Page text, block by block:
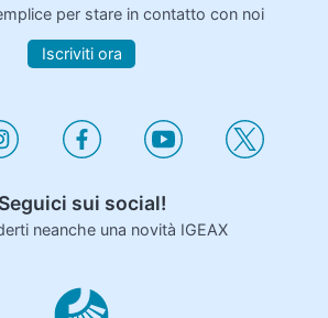
per stare in contatto con noi
Iscriviti ora
Seguici sui social!
neanche una novità IGEAX